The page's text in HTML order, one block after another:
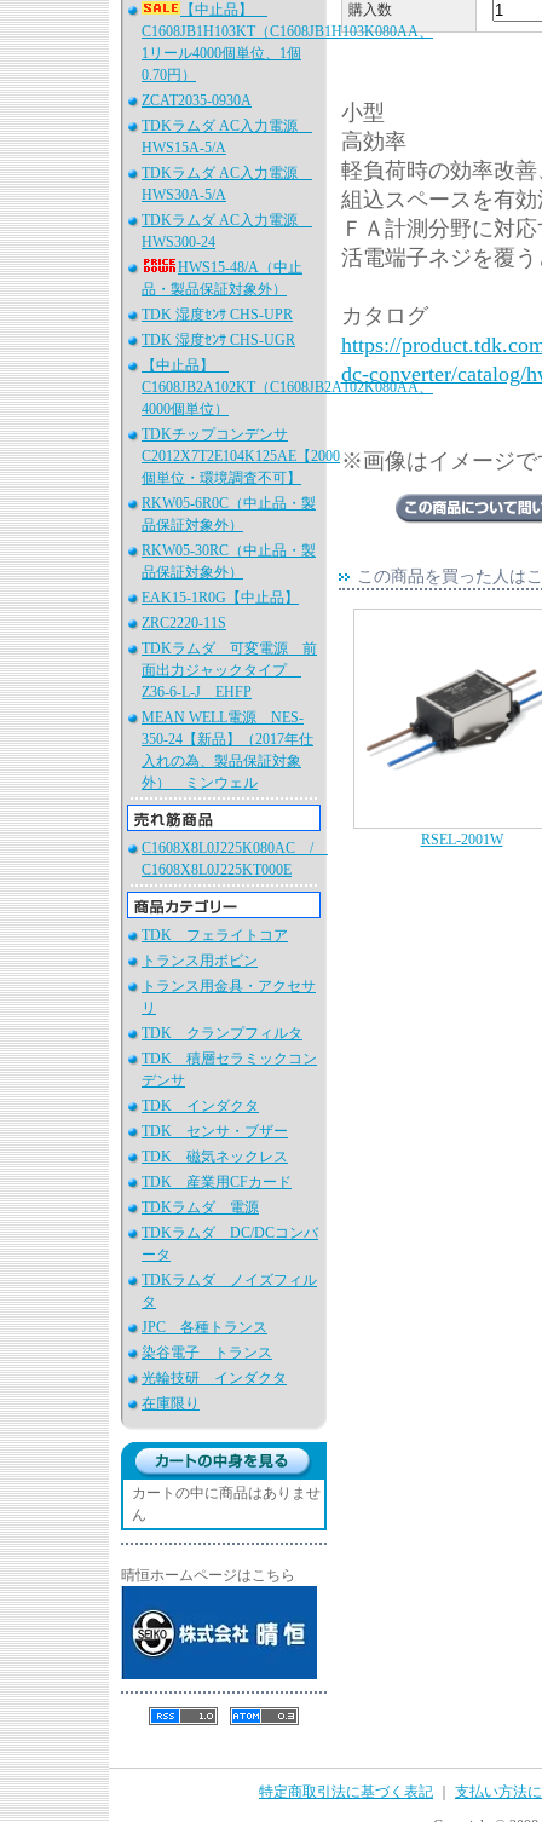
【中止品】
C1608JB1H103KT（C1608JB1H103K080AA、
1リール4000個単位、1個
0.70円）
ZCAT2035-0930A
TDKラムダ AC入力電源
HWS15A-5/A
TDKラムダ AC入力電源
HWS30A-5/A
TDKラムダ AC入力電源
HWS300-24
HWS15-48/A（中止
品・製品保証対象外）
TDK 湿度ｾﾝｻ CHS-UPR
TDK 湿度ｾﾝｻ CHS-UGR
【中止品】
C1608JB2A102KT（C1608JB2A102K080AA、
4000個単位）
TDKチップコンデンサ
C2012X7T2E104K125AE【2000
個単位・環境調査不可】
RKW05-6R0C（中止品・製
品保証対象外）
RKW05-30RC（中止品・製
品保証対象外）
EAK15-1R0G【中止品】
ZRC2220-11S
TDKラムダ 可変電源 前
面出力ジャックタイプ
Z36-6-L-J EHFP
MEAN WELL電源 NES-
350-24【新品】（2017年仕
入れの為、製品保証対象
外） ミンウェル
C1608X8L0J225K080AC /
C1608X8L0J225KT000E
TDK フェライトコア
トランス用ボビン
トランス用金具・アクセサ
リ
TDK クランプフィルタ
TDK 積層セラミックコン
デンサ
TDK インダクタ
TDK センサ・ブザー
TDK 磁気ネックレス
TDK 産業用CFカード
TDKラムダ 電源
TDKラムダ DC/DCコンバ
ータ
TDKラムダ ノイズフィル
タ
JPC 各種トランス
染谷電子 トランス
光輪技研 インダクタ
在庫限り
カートの中に商品はありませ
ん
晴恒ホームページはこちら
購入数
小型
高効率
軽負荷時の効率改
組込スペースを有
ＦＡ計測分野に対
活電端子ネジを覆
カタログ
https://
dc-converter/catalog/
※画像はイメージで
この商品を買った人は
RSEL-2001W
特定商取引法に基づく表記
支払い方法